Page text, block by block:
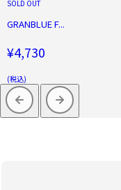
SOLD OUT
GRANBLUE F...
¥4,730
(税込)